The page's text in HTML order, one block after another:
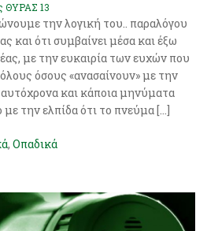
ΘΥΡΑΣ 13
την λογική του.. παραλόγου
και ότι συμβαίνει μέσα και έξω
με την ευκαιρία των ευχών που
όσους «ανασαίνουν» με την
και κάποια μηνύματα
την ελπίδα ότι το πνεύμα […]
, Οπαδικά